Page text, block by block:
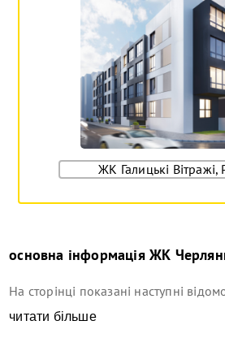
ЖК Галицькі Вітражі,
основна інформаціяЖК
На сторінці показані наступні
читати більше